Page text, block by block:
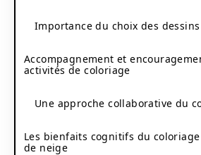
Importance du choix des dessins
Accompagnement et
activités de coloriage
Une approche collaborative du
Les bienfaits cognitifs du
de neige